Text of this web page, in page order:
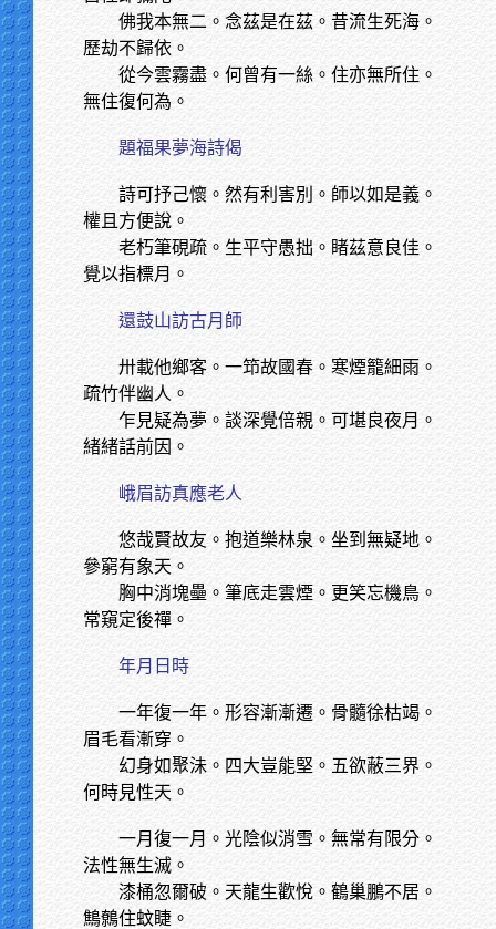
佛我本無二。念茲是在茲。昔流生死海。
歷劫不歸依。
從今雲霧盡。何曾有一絲。住亦無所住。
無住復何為。
題福果夢海詩偈
詩可抒己懷。然有利害別。師以如是義。
權且方便說。
老朽筆硯疏。生平守愚拙。睹茲意良佳。
覺以指標月。
還鼓山訪古月師
卅載他鄉客。一笻故國春。寒煙籠細雨。
疏竹伴幽人。
乍見疑為夢。談深覺倍親。可堪良夜月。
緒緒話前因。
峨眉訪真應老人
悠哉賢故友。抱道樂林泉。坐到無疑地。
參窮有象天。
胸中消塊壘。筆底走雲煙。更笑忘機鳥。
常窺定後禪。
年月日時
一年復一年。形容漸漸遷。骨髓徐枯竭。
眉毛看漸穿。
幻身如聚沬。四大豈能堅。五欲蔽三界。
何時見性天。
一月復一月。光陰似消雪。無常有限分。
法性無生滅。
漆桶忽爾破。天龍生歡悅。鶴巢鵬不居。
鷦鷯住蚊睫。